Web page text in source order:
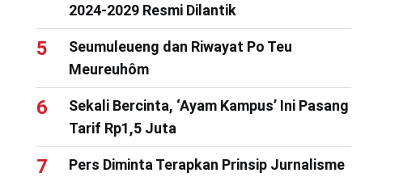
2024-2029 Resmi Dilantik
Seumuleueng dan Riwayat Po Teu
Meureuhôm
Sekali Bercinta, ‘Ayam Kampus’ Ini Pasang
Tarif Rp1,5 Juta
Pers Diminta Terapkan Prinsip Jurnalisme